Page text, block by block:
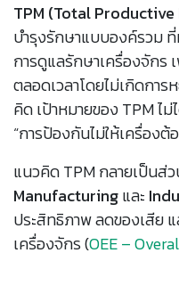
TPM (Total
บำรุงรักษาแบบองค์รวม
การดูแลรักษาเครื่องจักร
ตลอดเวลาโดยไม่เกิดการ
คิด เป้าหมายของ TPM ไ
“การป้องกันไม่ให้เครื่องต้
แนวคิด TPM กลายเป็นส่
Manufacturingและ
ประสิทธิภาพ ลดของเสีย
เครื่องจักร (OEE –